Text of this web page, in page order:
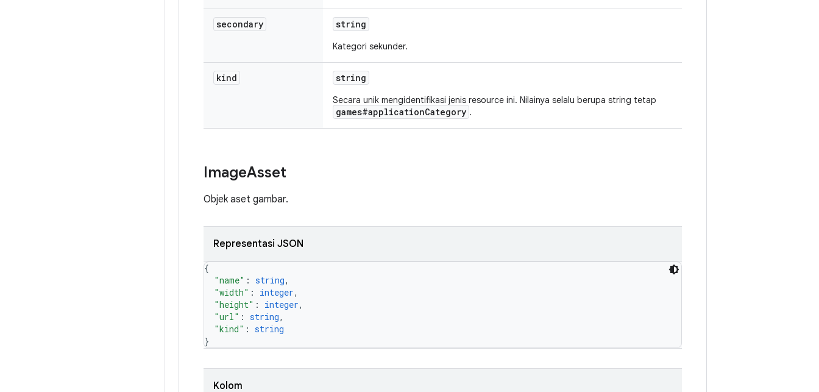
secondary string
Kategori sekunder.
kind string
Secara unik mengidentifikasi jenis resource ini. Nilainya selalu berupa string tetap
games#applicationCategory .
ImageAsset
Objek aset gambar.
Representasi JSON
{
"name" : string,
"width" : integer,
"height" : integer,
"url" : string,
"kind" : string
}
Kolom